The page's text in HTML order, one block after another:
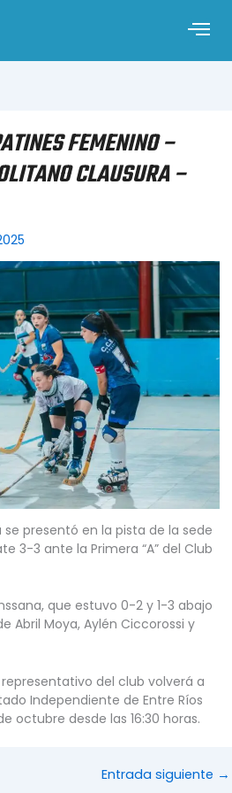
FEMENINO –
CLAUSURA –
presentó en la pista de la sede
3-3 ante la Primera “A” del Club
que estuvo 0-2 y 1-3 abajo
Abril Moya, Aylén Ciccorossi y
del club volverá a
Independiente de Entre Ríos
octubre desde las 16:30 horas.
Entrada siguiente →